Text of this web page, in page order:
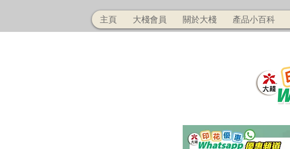
主頁 大棧會員 關於大棧 產品小百科